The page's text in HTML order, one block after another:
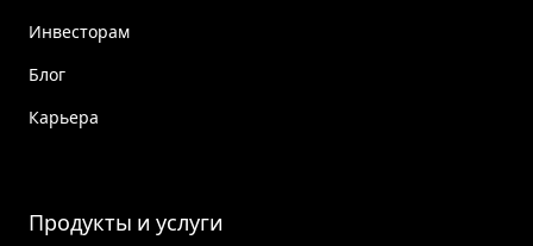
Инвесторам
Блог
Карьера
Продукты и услуги